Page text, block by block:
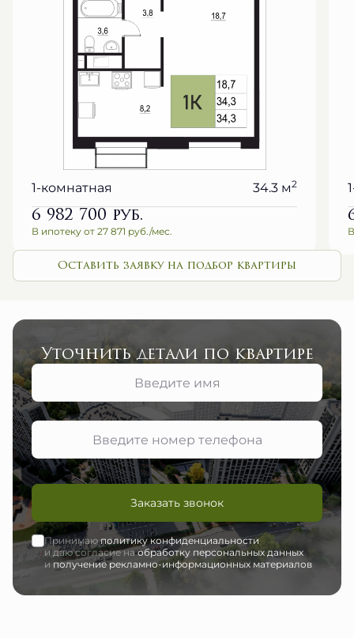
1-комнатная 34.3 м2
6 982 700руб.
В ипотеку от 27 871 руб./мес.
Оставить заявку на подбор квартиры
Уточнить детали по квартире
Заказать звонок
Принимаюполитику конфиденциальности
и даю согласие наобработку персональных данных
иполучение рекламно-информационных материалов